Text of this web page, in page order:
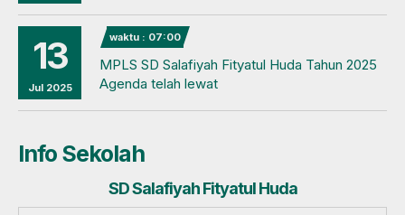
13
Jul 2025
waktu : 07:00
MPLS SD Salafiyah Fityatul Huda Tahun 2025
Agenda telah lewat
Info Sekolah
SD Salafiyah Fityatul Huda